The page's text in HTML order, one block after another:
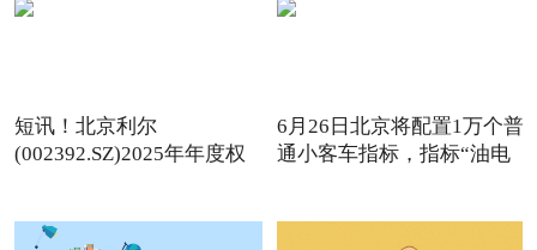
短讯！北京利尔
(002392.SZ)2025年年度权
6月26日北京将配置1万个普
通小客车指标，指标“油电